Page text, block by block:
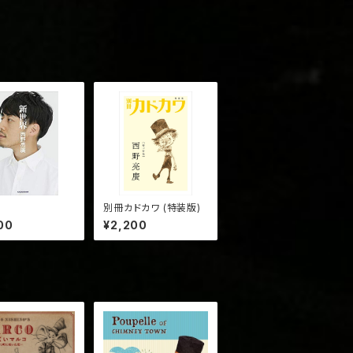
別冊カドカワ (特装版)
¥2,200